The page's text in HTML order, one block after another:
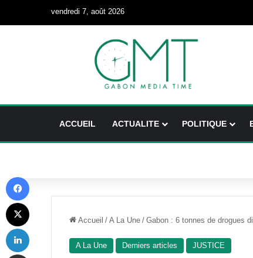
vendredi 7, août 2026
ACCUEIL ACTUALITE POLITIQUE
Accueil / A La Une / Gabon : 6 tonnes de drogues
A La Une Derniers articles JUSTICE